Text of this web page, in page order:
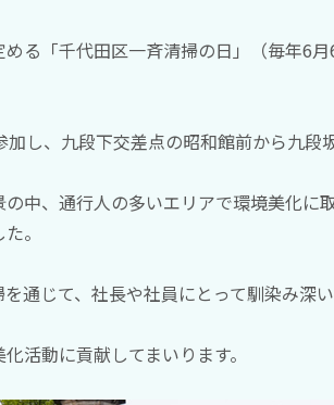
る「千代田区一斉清掃の日」（毎年6
し、九段下交差点の昭和館前から九段
中、通行人の多いエリアで環境美化に
。
通じて、社長や社員にとって馴染み深
活動に貢献してまいります。